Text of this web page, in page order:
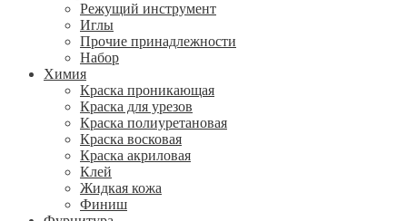
Режущий инструмент
Иглы
Прочие принадлежности
Набор
Химия
Краска проникающая
Краска для урезов
Краска полиуретановая
Краска восковая
Краска акриловая
Клей
Жидкая кожа
Финиш